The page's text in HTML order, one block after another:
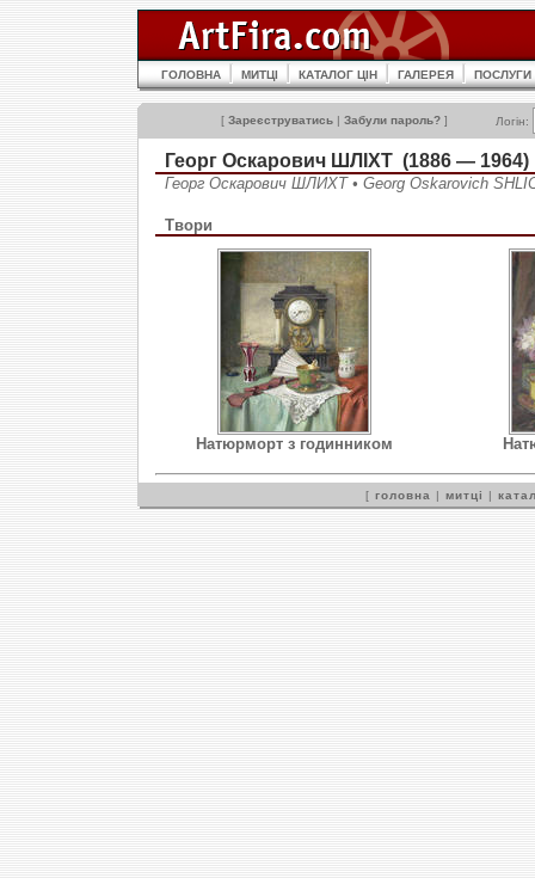
ГОЛОВНА МИТЦІ КАТАЛОГ ЦІН ГАЛЕРЕЯ ПОСЛУГИ
[ Зареєструватись | Забули пароль? ] Логін:
Георг Оскарович ШЛІХТ (1886 — 1964)
Георг Оскарович ШЛИХТ • Georg Oskarovich
Твори
Натюрморт з годинником
[ головна | митці |